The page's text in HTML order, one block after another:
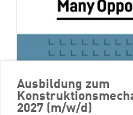
Ausbildung zum
2027 (m/w/d)